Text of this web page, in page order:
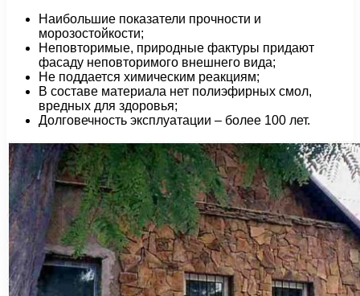
Наибольшие показатели прочности и
морозостойкости;
Неповторимые, природные фактуры придают
фасаду неповторимого внешнего вида;
Не поддается химическим реакциям;
В составе материала нет полиэфирных смол,
вредных для здоровья;
Долговечность эксплуатации – более 100 лет.